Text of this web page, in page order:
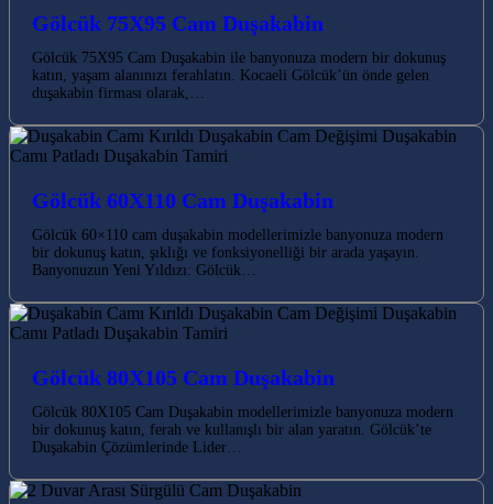
Gölcük 75X95 Cam Duşakabin
Gölcük 75X95 Cam Duşakabin ile banyonuza modern bir dokunuş
katın, yaşam alanınızı ferahlatın. Kocaeli Gölcük’ün önde gelen
duşakabin firması olarak,…
Gölcük 60X110 Cam Duşakabin
Gölcük 60×110 cam duşakabin modellerimizle banyonuza modern
bir dokunuş katın, şıklığı ve fonksiyonelliği bir arada yaşayın.
Banyonuzun Yeni Yıldızı: Gölcük…
Gölcük 80X105 Cam Duşakabin
Gölcük 80X105 Cam Duşakabin modellerimizle banyonuza modern
bir dokunuş katın, ferah ve kullanışlı bir alan yaratın. Gölcük’te
Duşakabin Çözümlerinde Lider…